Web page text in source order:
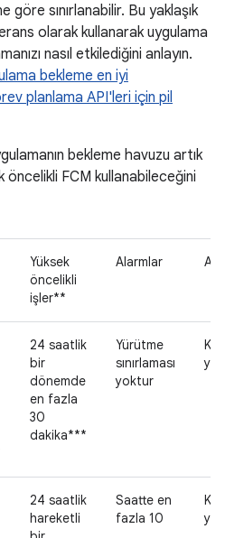
sınırlanabilir. Bu yaklaşık
olarak kullanarak uygulama
nasıl etkilediğini anlayın.
bekleme en iyi
planlama API'leri için pil
bekleme havuzu artık
öncelikli FCM kullanabileceğini
Yüksek
öncelikli
işler**
Alarmlar Ağ
24 saatlik
bir
dönemde
en fazla
30
dakika***
Yürütme
sınırlaması
yoktur
yok
24 saatlik
hareketli
Saatte en
fazla 10
yok